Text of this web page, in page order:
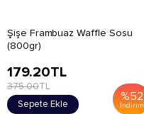
Şişe Frambuaz Waffle Sosu
(800gr)
%52
İndirim
179.20TL
375.00TL
Sepete Ekle